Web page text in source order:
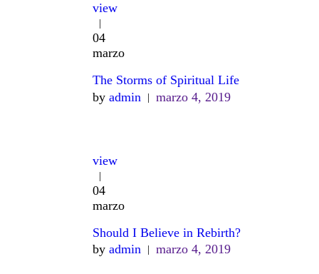
view
04
marzo
The Storms of Spiritual Life
by admin marzo 4, 2019
view
04
marzo
Should I Believe in Rebirth?
by admin marzo 4, 2019